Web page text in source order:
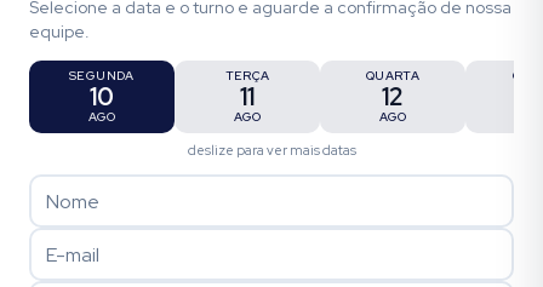
Selecione a data e o turno e aguarde a confirmação de nossa
equipe.
SEGUNDA
10
AGO
TERÇA
11
AGO
QUARTA
12
AGO
deslize para ver mais datas